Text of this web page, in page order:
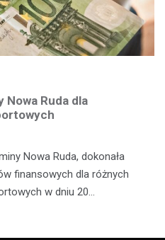
Nowa Ruda dla
Nowa Ruda, dokonała
finansowych dla różnych
w dniu 20…